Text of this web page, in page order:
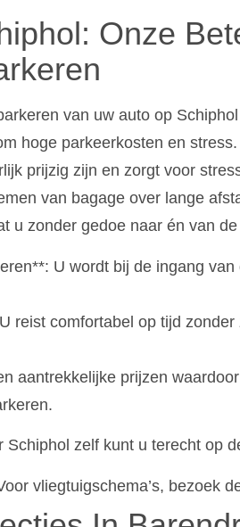
Onze
van uw auto op
hoge parkeerkosten en
prijzig zijn en zorgt voor
van bagage over lange
u zonder gedoe naar én van
U wordt bij de ingang
reist comfortabel op tijd
aantrekkelijke prijzen
Schiphol zelf kunt u terecht op
vliegtuigschema’s, bezoek